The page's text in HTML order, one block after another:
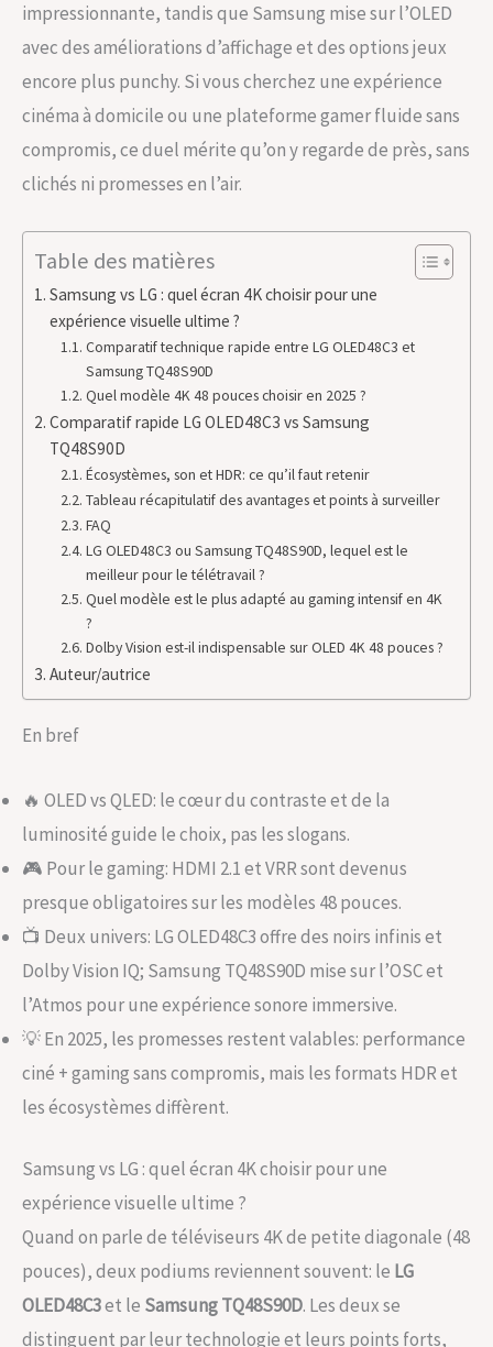
impressionnante, tandis que Samsung mise sur l’OLED
avec des améliorations d’affichage et des options jeux
encore plus punchy. Si vous cherchez une expérience
cinéma à domicile ou une plateforme gamer fluide sans
compromis, ce duel mérite qu’on y regarde de près, sans
clichés ni promesses en l’air.
Table des matières
Samsung vs LG : quel écran 4K choisir pour une
expérience visuelle ultime ?
Comparatif technique rapide entre LG OLED48C3 et
Samsung TQ48S90D
Quel modèle 4K 48 pouces choisir en 2025 ?
Comparatif rapide LG OLED48C3 vs Samsung
TQ48S90D
Écosystèmes, son et HDR: ce qu’il faut retenir
Tableau récapitulatif des avantages et points à surveiller
FAQ
LG OLED48C3 ou Samsung TQ48S90D, lequel est le
meilleur pour le télétravail ?
Quel modèle est le plus adapté au gaming intensif en 4K
?
Dolby Vision est-il indispensable sur OLED 4K 48 pouces ?
Auteur/autrice
En bref
🔥 OLED vs QLED: le cœur du contraste et de la
luminosité guide le choix, pas les slogans.
🎮 Pour le gaming: HDMI 2.1 et VRR sont devenus
presque obligatoires sur les modèles 48 pouces.
📺 Deux univers: LG OLED48C3 offre des noirs infinis et
Dolby Vision IQ; Samsung TQ48S90D mise sur l’OSC et
l’Atmos pour une expérience sonore immersive.
💡 En 2025, les promesses restent valables: performance
ciné + gaming sans compromis, mais les formats HDR et
les écosystèmes diffèrent.
Samsung vs LG : quel écran 4K choisir pour une
expérience visuelle ultime ?
Quand on parle de téléviseurs 4K de petite diagonale (48
pouces), deux podiums reviennent souvent: le LG
OLED48C3et le Samsung TQ48S90D. Les deux se
distinguent par leur technologie et leurs points forts,